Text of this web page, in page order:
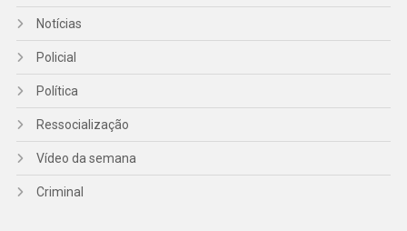
Notícias
Policial
Política
Ressocialização
Vídeo da semana
Criminal